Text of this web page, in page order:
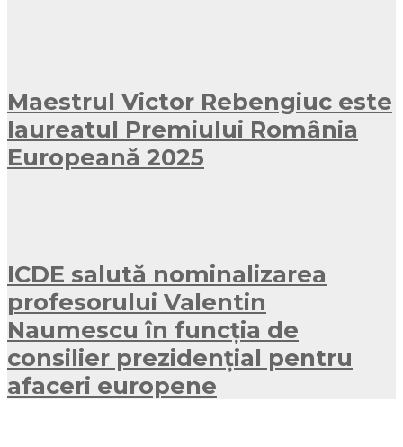
Maestrul Victor Rebengiuc este
laureatul Premiului România
Europeană 2025
ICDE salută nominalizarea
profesorului Valentin
Naumescu în funcția de
consilier prezidențial pentru
afaceri europene